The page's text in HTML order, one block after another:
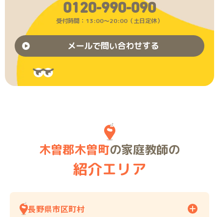
0120-990-090
受付時間：13:00〜20:00（土日定休）
メールで問い合わせする
木曽郡木曽町の家庭教師の
紹介エリア
長野県市区町村